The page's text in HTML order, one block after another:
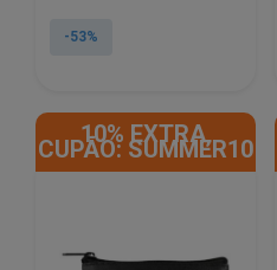
original
atual
-53%
10% EXTRA,
CUPÃO: SUMMER10